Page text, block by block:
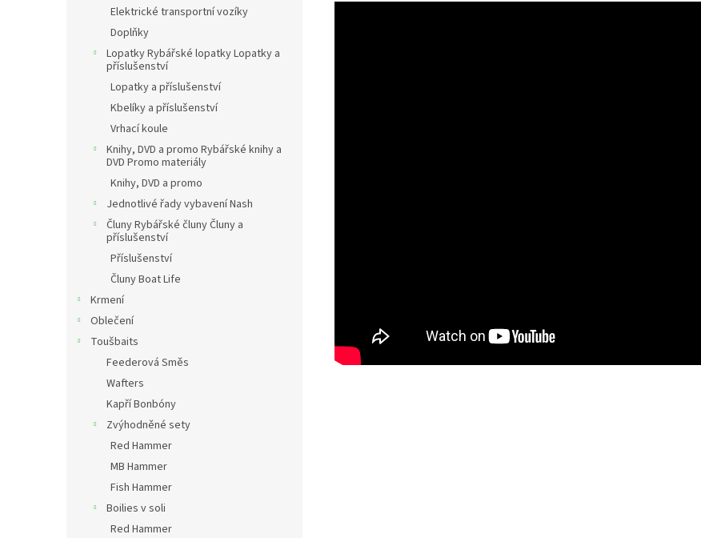
Elektrické transportní vozíky
Doplňky
Lopatky Rybářské lopatky Lopatky a
příslušenství
Lopatky a příslušenství
Kbelíky a příslušenství
Vrhací koule
Knihy, DVD a promo Rybářské knihy a
DVD Promo materiály
Knihy, DVD a promo
Jednotlivé řady vybavení Nash
Čluny Rybářské čluny Čluny a
příslušenství
Příslušenství
Čluny Boat Life
Krmení
Oblečení
Toušbaits
Feederová Směs
Wafters
Kapří Bonbóny
Zvýhodněné sety
Red Hammer
MB Hammer
Fish Hammer
Boilies v soli
Red Hammer